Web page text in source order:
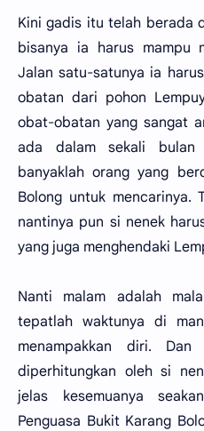
Kini gadis itu telah berada
bisanya ia harus mampu
Jalan satu-satunya ia
obatan dari pohon
obat-obatan yang sangat
ada dalam sekali bulan
banyaklah orang yang
Bolong untuk mencarinya.
nantinya pun si nenek
yang juga menghendaki
Nanti malam adalah
tepatlah waktunya di
menampakkan diri.
diperhitungkan oleh si
jelas kesemuanya
Penguasa Bukit Karang